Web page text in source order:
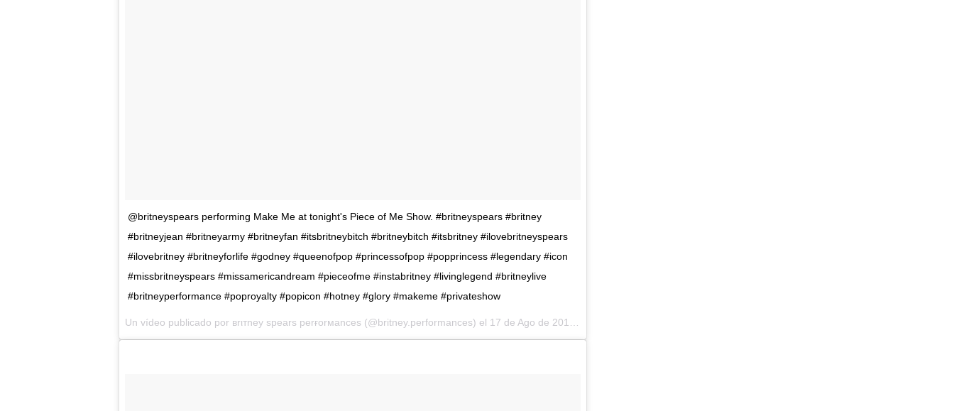
@britneyspears performing Make Me at tonight's Piece of Me Show. #britneyspears #britney
#britneyjean #britneyarmy #britneyfan #itsbritneybitch #britneybitch #itsbritney #ilovebritneyspears
#ilovebritney #britneyforlife #godney #queenofpop #princessofpop #popprincess #legendary #icon
#missbritneyspears #missamericandream #pieceofme #instabritney #livinglegend #britneylive
#britneyperformance #poproyalty #popicon #hotney #glory #makeme #privateshow
Un vídeo publicado por вrιтney ѕpearѕ perғorмanceѕ (@britney.performances) el 17 de Ago de 2016 a la(s) 11:53 PDT